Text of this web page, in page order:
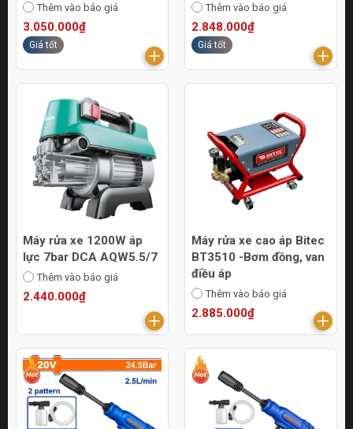
Thêm vào báo giá
3.050.000₫
Giá tốt
Thêm vào báo giá
2.848.000₫
Giá tốt
Máy rửa xe 1200W áp
lực 7bar DCA AQW5.5/7
Thêm vào báo giá
2.440.000₫
Máy rửa xe cao áp Bitec
BT3510 -Bơm đồng, van
điều áp
Thêm vào báo giá
2.885.000₫